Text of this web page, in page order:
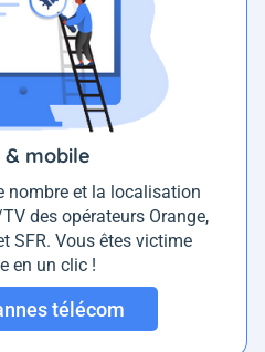
mobile
nombre et la localisation
des opérateurs Orange,
SFR. Vous êtes victime
en un clic !
télécom